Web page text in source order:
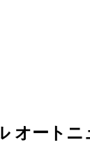
オート